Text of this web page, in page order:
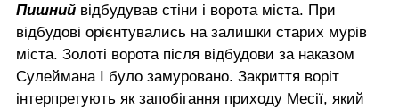
Пишний відбудував стіни і ворота міста. При
відбудові орієнтувались на залишки старих мурів
міста. Золоті ворота після відбудови за наказом
Сулеймана I було замуровано. Закриття воріт
інтерпретують як запобігання приходу Месії, який